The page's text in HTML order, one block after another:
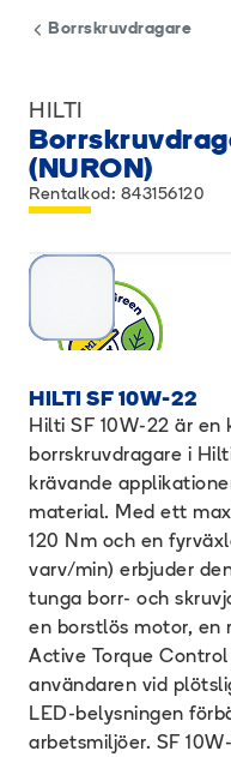
Borrskruvdragare
HILTI
(NURON)
Rentalkod: 843156120
HILTI SF 10W-22
Hilti SF 10W-22 är
borrskruvdragare i
krävande
material. Med ett
120 Nm och en
varv/min) erbjuder
tunga borr- och
en borstlös motor, en
Active Torque
användaren vid
LED-belysningen
arbetsmiljöer. SF